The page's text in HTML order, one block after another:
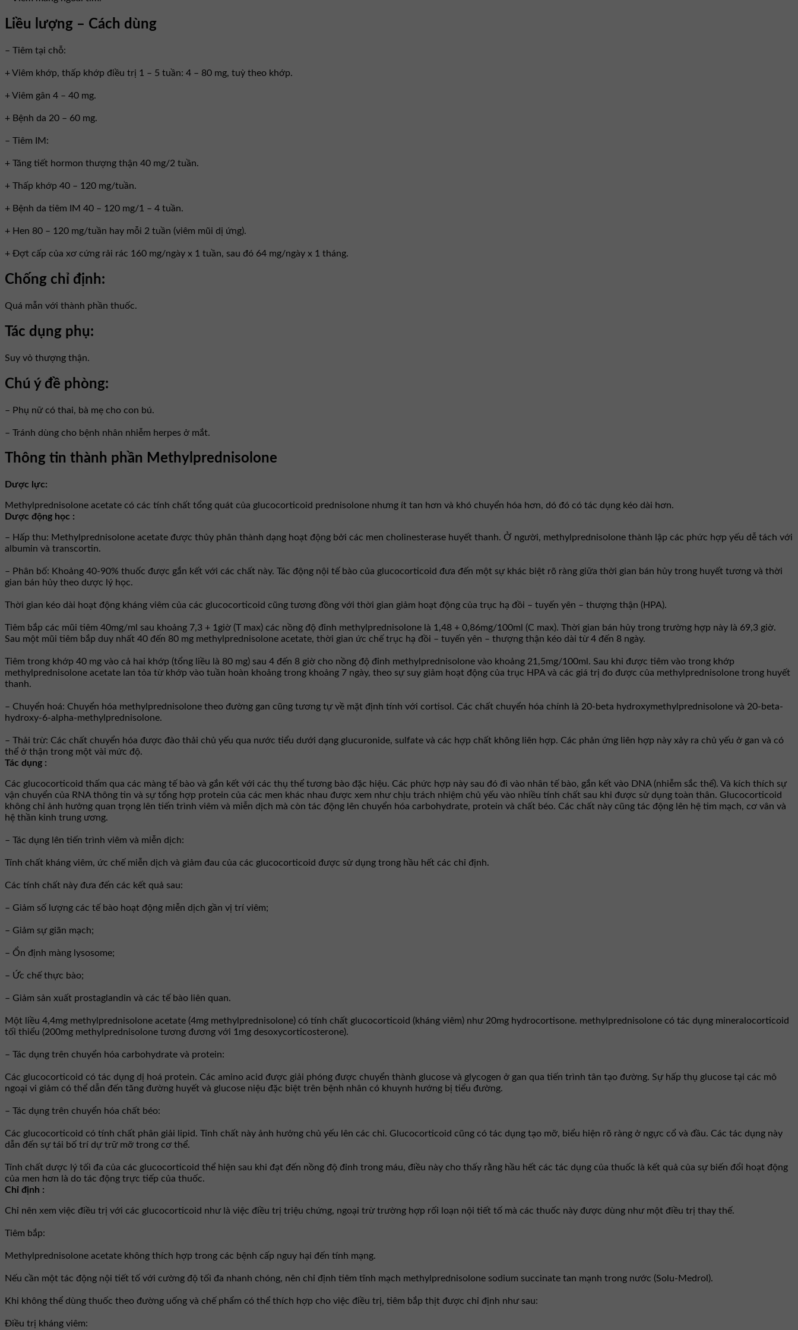
Liều lượng – Cách dùng
– Tiêm tại chỗ:
+ Viêm khớp, thấp khớp điều trị 1 – 5 tuần: 4 – 80 mg, tuỳ theo khớp.
+ Viêm gân 4 – 40 mg.
+ Bệnh da 20 – 60 mg.
– Tiêm IM:
+ Tăng tiết hormon thượng thận 40 mg/2 tuần.
+ Thấp khớp 40 – 120 mg/tuần.
+ Bệnh da tiêm IM 40 – 120 mg/1 – 4 tuần.
+ Hen 80 – 120 mg/tuần hay mỗi 2 tuần (viêm mũi dị ứng).
+ Ðợt cấp của xơ cứng rải rác 160 mg/ngày x 1 tuần, sau đó 64 mg/ngày x 1 tháng.
Chống chỉ định:
Quá mẫn với thành phần thuốc.
Tác dụng phụ:
Suy vỏ thượng thận.
Chú ý đề phòng:
– Phụ nữ có thai, bà mẹ cho con bú.
– Tránh dùng cho bệnh nhân nhiễm herpes ở mắt.
Thông tin thành phần Methylprednisolone
Dược lực:
Methylprednisolone acetate có các tính chất tổng quát của glucocorticoid prednisolone nhưng ít tan hơn và khó chuyển hóa hơn, dó đó có tác dụng kéo dài hơn.
Dược động học :
– Hấp thu: Methylprednisolone acetate được thủy phân thành dạng hoạt động bởi các men cholinesterase huyết thanh. Ở người, methylprednisolone thành lập các phức hợp yếu dễ tách với
albumin và transcortin.
– Phân bố: Khoảng 40-90% thuốc được gắn kết với các chất này. Tác động nội tế bào của glucocorticoid đưa đến một sự khác biệt rõ ràng giữa thời gian bán hủy trong huyết tương và thời
gian bán hủy theo dược lý học.
Thời gian kéo dài hoạt động kháng viêm của các glucocorticoid cũng tương đồng với thời gian giảm hoạt động của trục hạ đồi – tuyến yên – thượng thận (HPA).
Tiêm bắp các mũi tiêm 40mg/ml sau khoảng 7,3 + 1giờ (T max) các nồng độ đỉnh methylprednisolone là 1,48 + 0,86mg/100ml (C max). Thời gian bán hủy trong trường hợp này là 69,3 giờ.
Sau một mũi tiêm bắp duy nhất 40 đến 80 mg methylprednisolone acetate, thời gian ức chế trục hạ đồi – tuyến yên – thượng thận kéo dài từ 4 đến 8 ngày.
Tiêm trong khớp 40 mg vào cả hai khớp (tổng liều là 80 mg) sau 4 đến 8 giờ cho nồng độ đỉnh methylprednisolone vào khoảng 21,5mg/100ml. Sau khi được tiêm vào trong khớp
methylprednisolone acetate lan tỏa từ khớp vào tuần hoàn khoảng trong khoảng 7 ngày, theo sự suy giảm hoạt động của trục HPA và các giá trị đo được của methylprednisolone trong huyết
thanh.
– Chuyển hoá: Chuyển hóa methylprednisolone theo đường gan cũng tương tự về mặt định tính với cortisol. Các chất chuyển hóa chính là 20-beta hydroxymethylprednisolone và 20-beta-
hydroxy-6-alpha-methylprednisolone.
– Thải trừ: Các chất chuyển hóa được đào thải chủ yếu qua nước tiểu dưới dạng glucuronide, sulfate và các hợp chất không liên hợp. Các phản ứng liên hợp này xảy ra chủ yếu ở gan và có
thể ở thận trong một vài mức độ.
Tác dụng :
Các glucocorticoid thấm qua các màng tế bào và gắn kết với các thụ thể tương bào đặc hiệu. Các phức hợp này sau đó đi vào nhân tế bào, gắn kết vào DNA (nhiễm sắc thể). Và kích thích sự
vận chuyển của RNA thông tin và sự tổng hợp protein của các men khác nhau được xem như chịu trách nhiệm chủ yếu vào nhiều tính chất sau khi được sử dụng toàn thân. Glucocorticoid
không chỉ ảnh hưởng quan trọng lên tiến trình viêm và miễn dịch mà còn tác động lên chuyển hóa carbohydrate, protein và chất béo. Các chất này cũng tác động lên hệ tim mạch, cơ vân và
hệ thần kinh trung ương.
– Tác dụng lên tiến trình viêm và miễn dịch:
Tính chất kháng viêm, ức chế miễn dịch và giảm đau của các glucocorticoid được sử dụng trong hầu hết các chỉ định.
Các tính chất này đưa đến các kết quả sau:
– Giảm số lượng các tế bào hoạt động miễn dịch gần vị trí viêm;
– Giảm sự giãn mạch;
– Ổn định màng lysosome;
– Ức chế thực bào;
– Giảm sản xuất prostaglandin và các tế bào liên quan.
Một liều 4,4mg methylprednisolone acetate (4mg methylprednisolone) có tính chất glucocorticoid (kháng viêm) như 20mg hydrocortisone. methylprednisolone có tác dụng mineralocorticoid
tối thiểu (200mg methylprednisolone tương đương với 1mg desoxycorticosterone).
– Tác dụng trên chuyển hóa carbohydrate và protein:
Các glucocorticoid có tác dụng dị hoá protein. Các amino acid được giải phóng được chuyển thành glucose và glycogen ở gan qua tiến trình tân tạo đường. Sự hấp thụ glucose tại các mô
ngoại vi giảm có thể dẫn đến tăng đường huyết và glucose niệu đặc biệt trên bệnh nhân có khuynh hướng bị tiểu đường.
– Tác dụng trên chuyển hóa chất béo:
Các glucocorticoid có tính chất phân giải lipid. Tính chất này ảnh hưởng chủ yếu lên các chi. Glucocorticoid cũng có tác dụng tạo mỡ, biểu hiện rõ ràng ở ngực cổ và đầu. Các tác dụng này
dẫn đến sự tái bố trí dự trữ mỡ trong cơ thể.
Tính chất dược lý tối đa của các glucocorticoid thể hiện sau khi đạt đến nồng độ đỉnh trong máu, điều này cho thấy rằng hầu hết các tác dụng của thuốc là kết quả của sự biến đổi hoạt động
của men hơn là do tác động trực tiếp của thuốc.
Chỉ định :
Chỉ nên xem việc điều trị với các glucocorticoid như là việc điều trị triệu chứng, ngoại trừ trường hợp rối loạn nội tiết tố mà các thuốc này được dùng như một điều trị thay thế.
Tiêm bắp:
Methylprednisolone acetate không thích hợp trong các bệnh cấp nguy hại đến tính mạng.
Nếu cần một tác động nội tiết tố với cường độ tối đa nhanh chóng, nên chỉ định tiêm tĩnh mạch methylprednisolone sodium succinate tan mạnh trong nước (Solu-Medrol).
Khi không thể dùng thuốc theo đường uống và chế phẩm có thể thích hợp cho việc điều trị, tiêm bắp thịt được chỉ định như sau:
Ðiều trị kháng viêm: